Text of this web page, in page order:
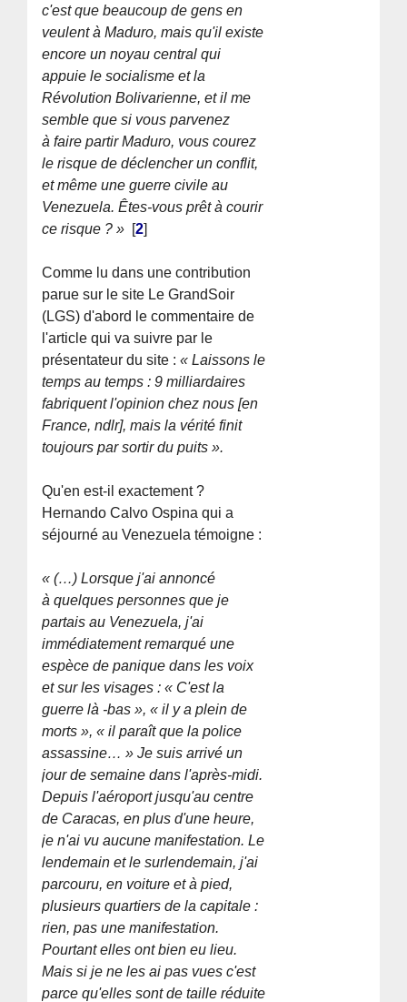
c'est que beaucoup de gens en
veulent à Maduro, mais qu'il existe
encore un noyau central qui
appuie le socialisme et la
Révolution Bolivarienne, et il me
semble que si vous parvenez
à faire partir Maduro, vous courez
le risque de déclencher un conflit,
et même une guerre civile au
Venezuela. Êtes-vous prêt à courir
ce risque ? » [2]
Comme lu dans une contribution
parue sur le site Le GrandSoir
(LGS) d'abord le commentaire de
l'article qui va suivre par le
présentateur du site :« Laissons le
temps au temps : 9 milliardaires
fabriquent l'opinion chez nous [en
France, ndlr], mais la vérité finit
toujours par sortir du puits ».
Qu'en est-il exactement ?
Hernando Calvo Ospina qui a
séjourné au Venezuela témoigne :
« (…) Lorsque j'ai annoncé
à quelques personnes que je
partais au Venezuela, j'ai
immédiatement remarqué une
espèce de panique dans les voix
et sur les visages : « C'est la
guerre là -bas », « il y a plein de
morts », « il paraît que la police
assassine… » Je suis arrivé un
jour de semaine dans l'après-midi.
Depuis l'aéroport jusqu'au centre
de Caracas, en plus d'une heure,
je n'ai vu aucune manifestation. Le
lendemain et le surlendemain, j'ai
parcouru, en voiture et à pied,
plusieurs quartiers de la capitale :
rien, pas une manifestation.
Pourtant elles ont bien eu lieu.
Mais si je ne les ai pas vues c'est
parce qu'elles sont de taille réduite